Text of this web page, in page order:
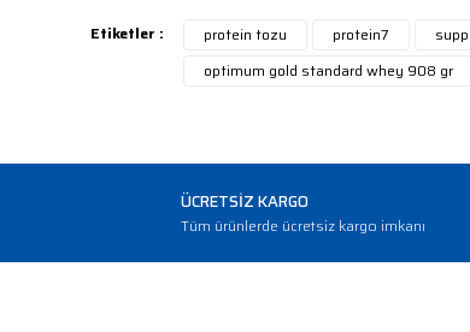
Ürün açıklamasında eksik bilgiler bulunuyor.
Ürün bilgilerinde hatalar bulunuyor.
Etiketler : protein tozu protein7
optimum gold standard whey 908 gr
ÜCRETSİZ KARGO
Tüm ürünlerde ücretsiz kargo imkanı